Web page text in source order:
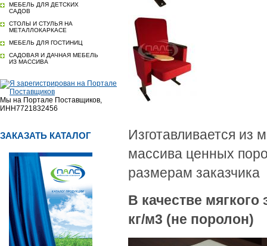
МЕБЕЛЬ ДЛЯ ДЕТСКИХ
САДОВ
СТОЛЫ И СТУЛЬЯ НА
МЕТАЛЛОКАРКАСЕ
МЕБЕЛЬ ДЛЯ ГОСТИНИЦ
САДОВАЯ И ДАЧНАЯ МЕБЕЛЬ
ИЗ МАССИВА
Мы на Портале Поставщиков,
ИНН7721832456
ЗАКАЗАТЬ КАТАЛОГ
Изготавливается из
массива ценных
размерам заказчика
В качестве
кг/м3 (не поролон)